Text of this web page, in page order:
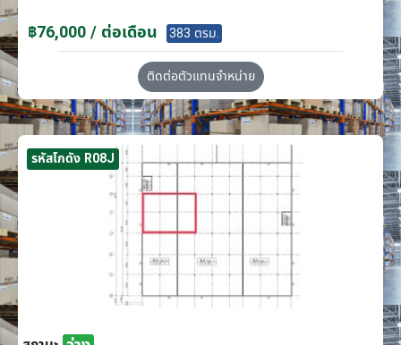
฿76,000 / ต่อเดือน 383 ตรม.
ติดต่อตัวแทนจำหน่าย
รหัสโกดัง R08J